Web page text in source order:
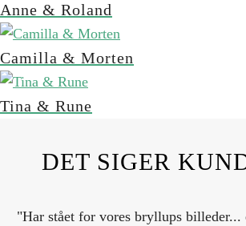
Anne & Roland
Camilla & Morten
Tina & Rune
DET SIGER
"Har stået for vores bryllups billeder...